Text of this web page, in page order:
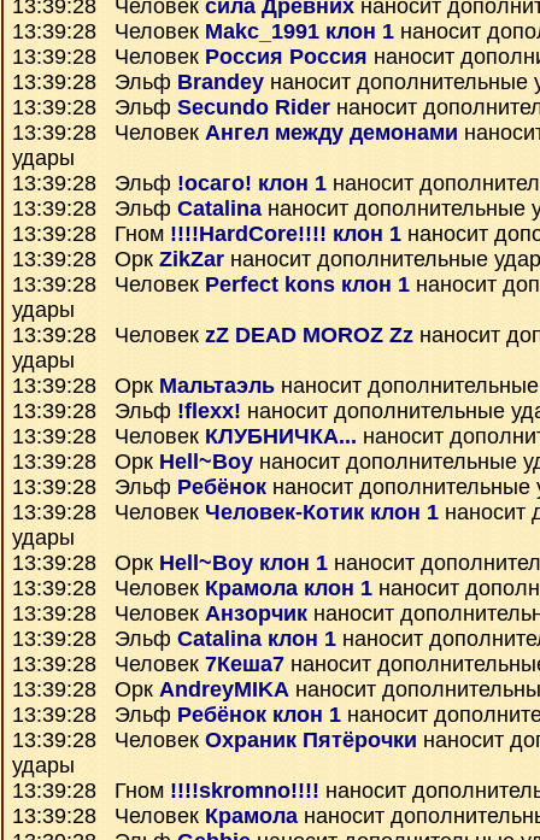
13:39:28 Человек сила Древних наносит
13:39:28 Человек Makc_1991 клон 1 наносит
13:39:28 Человек Россия Россия наносит
13:39:28 Эльф Brandey наносит дополнительные
13:39:28 Эльф Secundo Rider наносит
13:39:28 Человек Ангел между демонами
удары
13:39:28 Эльф !осаго! клон 1 наносит
13:39:28 Эльф Catalina наносит дополнительные
13:39:28 Гном !!!!HardCore!!!! клон 1 наносит
13:39:28 Орк ZikZar наносит дополнительные
13:39:28 Человек Perfect kons клон 1 наносит
удары
13:39:28 Человек zZ DEAD MOROZ Zz наносит
удары
13:39:28 Орк Мальтаэль наносит
13:39:28 Эльф !flexx! наносит дополнительные
13:39:28 Человек КЛУБНИЧКА... наносит
13:39:28 Орк Hell~Boy наносит дополнительные
13:39:28 Эльф Ребёнок наносит дополнительные
13:39:28 Человек Человек-Котик клон 1 наносит
удары
13:39:28 Орк Hell~Boy клон 1 наносит
13:39:28 Человек Крамола клон 1 наносит
13:39:28 Человек Анзорчик наносит
13:39:28 Эльф Catalina клон 1 наносит
13:39:28 Человек 7Кеша7 наносит
13:39:28 Орк AndreyMIKA наносит
13:39:28 Эльф Ребёнок клон 1 наносит
13:39:28 Человек Охраник Пятёрочки наносит
удары
13:39:28 Гном !!!!skromno!!!! наносит
13:39:28 Человек Крамолананосит